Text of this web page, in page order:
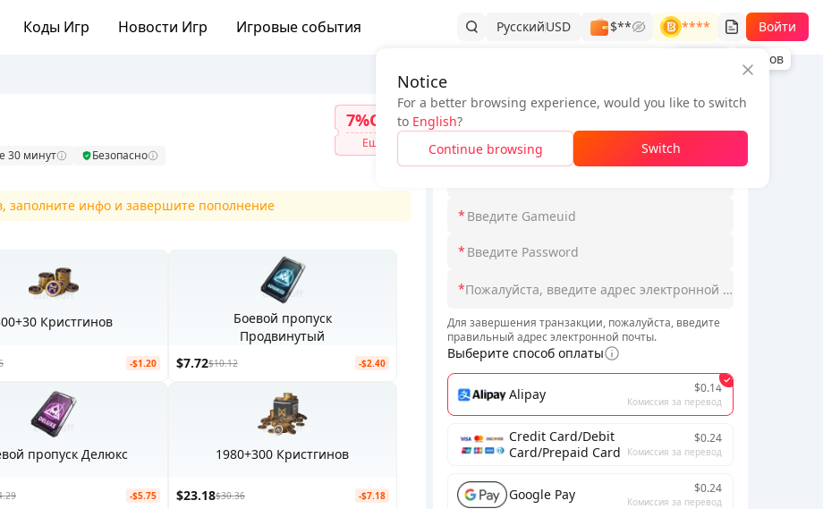
Коды Игр Новости Игр Игровые события РусскийUSD $**
****
История заказов
Войти
Информация о заказе
*Выберите Loginmodel
*
*
*
Для завершения транзакции, пожалуйста, введите
правильный адрес электронной почты.
Выберите способ оплаты
Alipay $0.14
Комиссия за перевод
Credit Card/Debit
Card/Prepaid Card
$0.24
Комиссия за перевод
Google Pay $0.24
Комиссия за перевод
30 минут Безопасно
7%OFF
Ещё
заполните инфо и завершите пополнение
Кристгинов
-$1.20
Боевой пропуск
Продвинутый
$7.72$10.12 -$2.40
пропуск Делюкс
-$5.75
1980+300 Кристгинов
$23.18$30.36 -$7.18
Notice
For a better browsing experience, would you like to switch
to English?
Continue browsing
Switch